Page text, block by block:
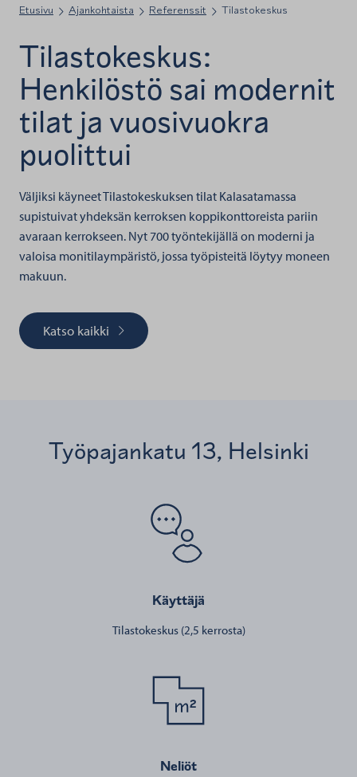
Etusivu Ajankohtaista Referenssit Tilastokeskus
Tilastokeskus:
Henkilöstö sai modernit
tilat ja vuosivuokra
puolittui
Väljiksi käyneet Tilastokeskuksen tilat Kalasatamassa
supistuivat yhdeksän kerroksen koppikonttoreista pariin
avaraan kerrokseen. Nyt 700 työntekijällä on moderni ja
valoisa monitilaympäristö, jossa työpisteitä löytyy moneen
makuun.
Katso kaikki
Työpajankatu 13, Helsinki
Käyttäjä
Tilastokeskus (2,5 kerrosta)
Neliöt